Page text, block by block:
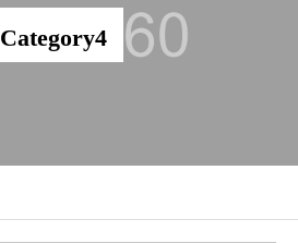
Category4